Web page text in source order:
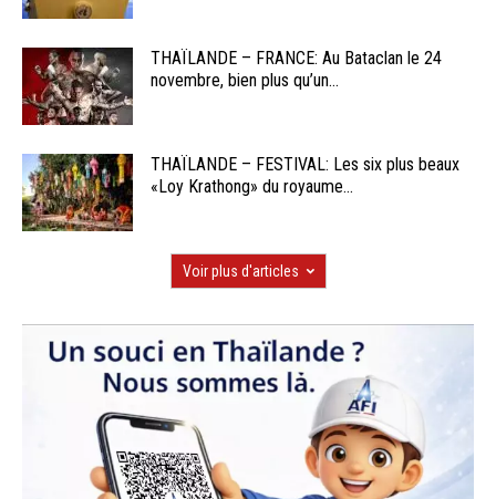
THAÏLANDE – FRANCE: Au Bataclan le 24
novembre, bien plus qu’un...
THAÏLANDE – FESTIVAL: Les six plus beaux
«Loy Krathong» du royaume...
Voir plus d'articles